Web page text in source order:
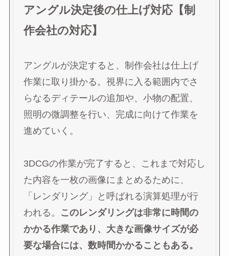
アングル決定後の仕上げ対応【制
作会社の対応】
アングルが決定すると、制作会社は仕上げ
作業に取り掛かる。視界に入る範囲内でさ
らなるディテールの追加や、小物の配置、
照明の微調整を行い、完成に向けて作業を
進めていく。
3DCGの作業が完了すると、これまで対応し
た内容を一枚の画像にまとめるために、
「レンダリング」と呼ばれる演算処理が行
われる。
このレンダリングは非常に時間の
かかる作業であり、大きな画像サイズが必
要な場合には、数時間かかることもある。